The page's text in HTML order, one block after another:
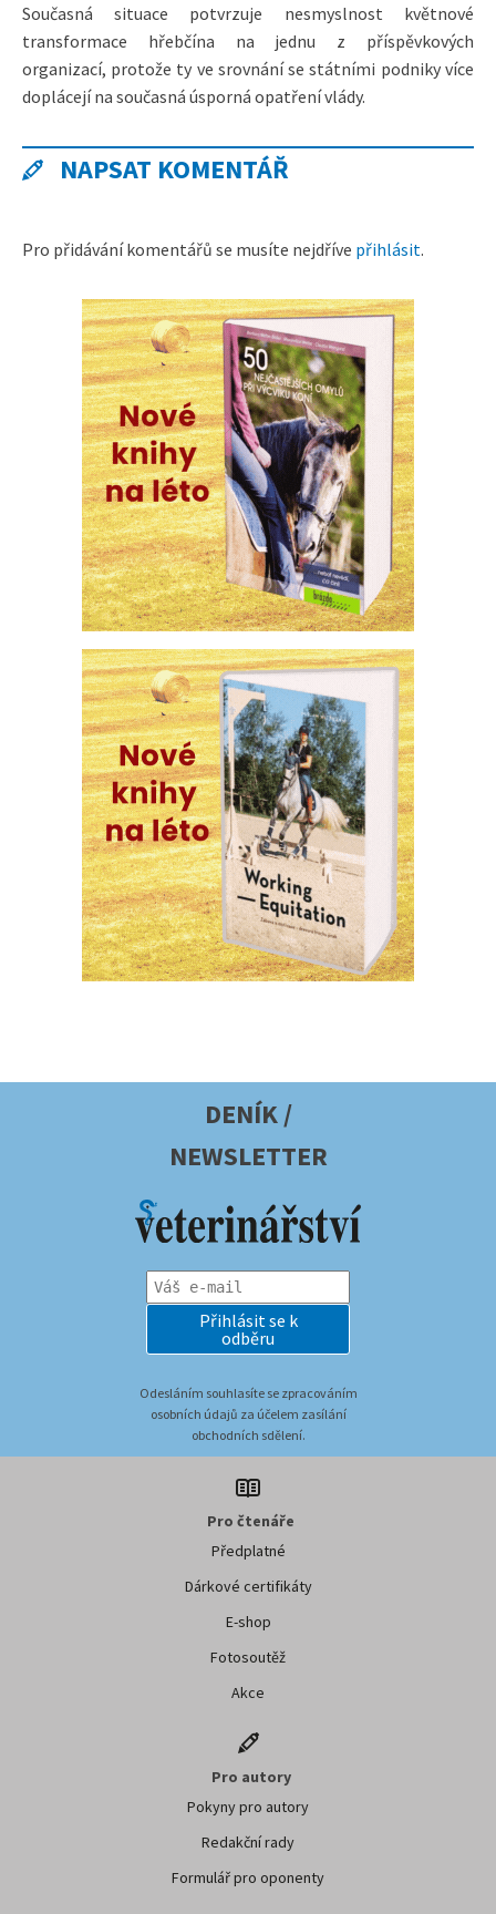
Současná situace potvrzuje nesmyslnost květnové
transformace hřebčína na jednu z příspěvkových
organizací, protože ty ve srovnání se státními podniky více
doplácejí na současná úsporná opatření vlády.
NAPSAT KOMENTÁŘ
Pro přidávání komentářů se musíte nejdříve přihlásit.
DENÍK /
NEWSLETTER
Přihlásit se k
odběru
Odesláním souhlasíte se zpracováním
osobních údajů za účelem zasílání
obchodních sdělení.
Pro čtenáře
Předplatné
Dárkové certifikáty
E-shop
Fotosoutěž
Akce
Pro autory
Pokyny pro autory
Redakční rady
Formulář pro oponenty